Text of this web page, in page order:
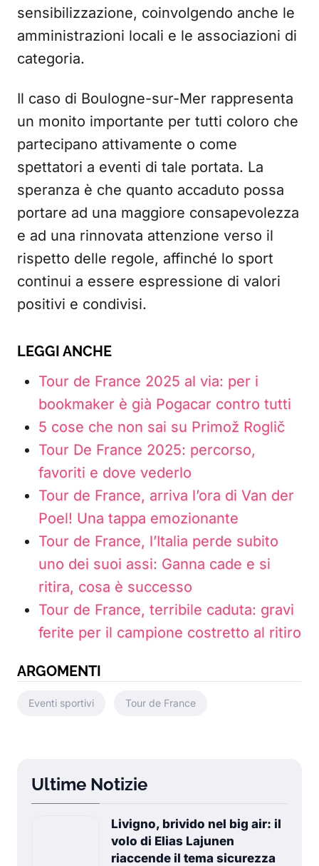
sensibilizzazione, coinvolgendo anche le
amministrazioni locali e le associazioni di
categoria.
Il caso di Boulogne-sur-Mer rappresenta
un monito importante per tutti coloro che
partecipano attivamente o come
spettatori a eventi di tale portata. La
speranza è che quanto accaduto possa
portare ad una maggiore consapevolezza
e ad una rinnovata attenzione verso il
rispetto delle regole, affinché lo sport
continui a essere espressione di valori
positivi e condivisi.
LEGGI ANCHE
Tour de France 2025 al via: per i
bookmaker è già Pogacar contro tutti
5 cose che non sai su Primož Roglič
Tour De France 2025: percorso,
favoriti e dove vederlo
Tour de France, arriva l’ora di Van der
Poel! Una tappa emozionante
Tour de France, l’Italia perde subito
uno dei suoi assi: Ganna cade e si
ritira, cosa è successo
Tour de France, terribile caduta: gravi
ferite per il campione costretto al ritiro
ARGOMENTI
Eventi sportivi Tour de France
Ultime Notizie
Livigno, brivido nel big air: il
volo di Elias Lajunen
riaccende il tema sicurezza